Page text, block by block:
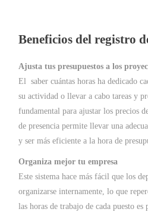
Beneficios del registro
Ajusta tus presupuestos a los
El saber cuántas horas ha dedicado
su actividad o llevar a cabo tareas y
fundamental para ajustar los precios
de presencia permite llevar una
y ser más eficiente a la hora de
Organiza mejor tu empresa
Este sistema hace más fácil que los
organizarse internamente, lo que
las horas de trabajo de cada puesto